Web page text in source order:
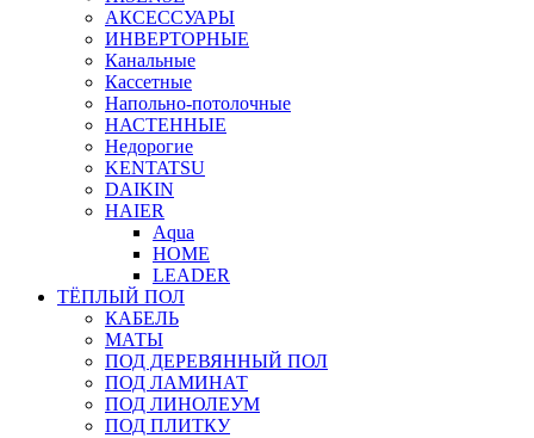
АКСЕССУАРЫ
ИНВЕРТОРНЫЕ
Канальные
Кассетные
Напольно-потолочные
НАСТЕННЫЕ
Недорогие
KENTATSU
DAIKIN
HAIER
Aqua
HOME
LEADER
ТЁПЛЫЙ ПОЛ
КАБЕЛЬ
МАТЫ
ПОД ДЕРЕВЯННЫЙ ПОЛ
ПОД ЛАМИНАТ
ПОД ЛИНОЛЕУМ
ПОД ПЛИТКУ